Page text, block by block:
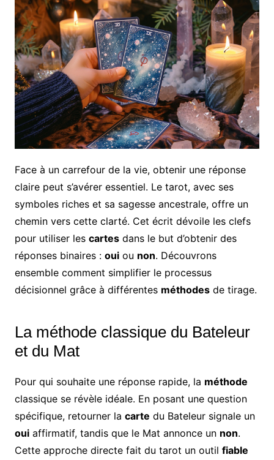
Face à un carrefour de la vie, obtenir une réponse
claire peut s’avérer essentiel. Le tarot, avec ses
symboles riches et sa sagesse ancestrale, offre un
chemin vers cette clarté. Cet écrit dévoile les clefs
pour utiliser les cartesdans le but d’obtenir des
réponses binaires : ouiou non. Découvrons
ensemble comment simplifier le processus
décisionnel grâce à différentes méthodesde tirage.
La méthode classique du Bateleur
et du Mat
Pour qui souhaite une réponse rapide, la méthode
classique se révèle idéale. En posant une question
spécifique, retourner la carte du Bateleur signale un
ouiaffirmatif, tandis que le Mat annonce un non.
Cette approche directe fait du tarot un outil fiable